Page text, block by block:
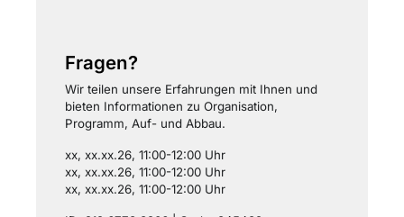
Fragen?
Wir teilen unsere Erfahrungen mit Ihnen und
bieten Informationen zu Organisation,
Programm, Auf- und Abbau.
xx, xx.xx.26, 11:00-12:00 Uhr
xx, xx.xx.26, 11:00-12:00 Uhr
xx, xx.xx.26, 11:00-12:00 Uhr